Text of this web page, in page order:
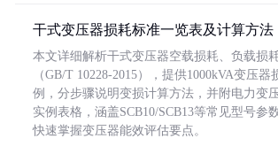
干式变压器损耗标准一览表及计算方法
本文详细解析干式变压器空载损耗、负载损
（GB/T 10228-2015），提供1000kVA变压器
例，分步骤说明变损计算方法，并附电力变
实例表格，涵盖SCB10/SCB13等常见型号参
快速掌握变压器能效评估要点。